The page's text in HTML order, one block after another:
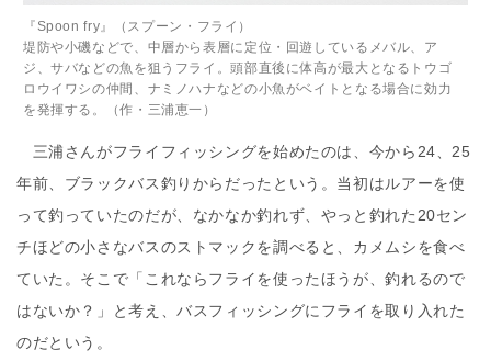
『Spoon fry』（スプーン・フライ）
堤防や小磯などで、中層から表層に定位・回遊しているメバル、ア
ジ、サバなどの魚を狙うフライ。頭部直後に体高が最大となるトウゴ
ロウイワシの仲間、ナミノハナなどの小魚がベイトとなる場合に効力
を発揮する。（作・三浦恵一）
三浦さんがフライフィッシングを始めたのは、今から24、25
年前、ブラックバス釣りからだったという。当初はルアーを使
って釣っていたのだが、なかなか釣れず、やっと釣れた20セン
チほどの小さなバスのストマックを調べると、カメムシを食べ
ていた。そこで「これならフライを使ったほうが、釣れるので
はないか？」と考え、バスフィッシングにフライを取り入れた
のだという。